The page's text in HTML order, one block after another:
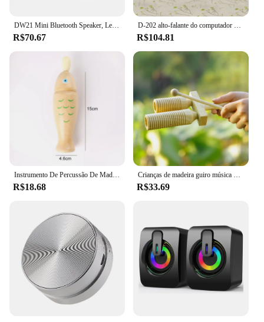
R$70.67 R$104.81
Instrumento De Percussão De Madeira Orff, Equipamento De Música, Tubo De Som Único, Two Tone WoodBlocker, Peixe De Madeira, Brinquedos Musicais Para Crianças, TMZ
R$18.68
Crianças de madeira guiro música brinquedo duplo tubo som para o bebê criança cedo brinquedo educativo percussão instrumento musical ritmo brinquedos
R$33.69